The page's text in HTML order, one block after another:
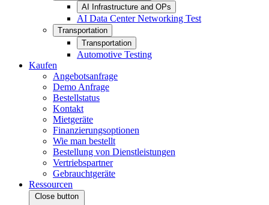
AI Infrastructure and OPs
AI Data Center Networking Test
Transportation
Transportation
Automotive Testing
Kaufen
Angebotsanfrage
Demo Anfrage
Bestellstatus
Kontakt
Mietgeräte
Finanzierungsoptionen
Wie man bestellt
Bestellung von Dienstleistungen
Vertriebspartner
Gebrauchtgeräte
Ressourcen
Close button